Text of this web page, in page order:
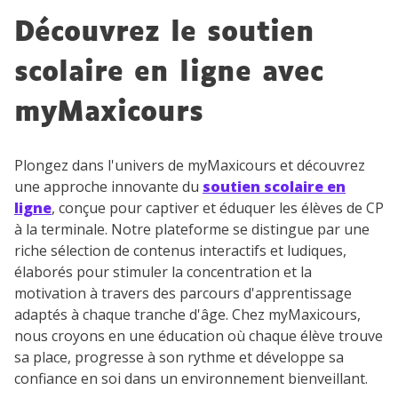
Découvrez le soutien
scolaire en ligne avec
myMaxicours
Plongez dans l'univers de myMaxicours et découvrez
une approche innovante du soutien scolaire en
ligne, conçue pour captiver et éduquer les élèves de CP
à la terminale. Notre plateforme se distingue par une
riche sélection de contenus interactifs et ludiques,
élaborés pour stimuler la concentration et la
motivation à travers des parcours d'apprentissage
adaptés à chaque tranche d'âge. Chez myMaxicours,
nous croyons en une éducation où chaque élève trouve
sa place, progresse à son rythme et développe sa
confiance en soi dans un environnement bienveillant.